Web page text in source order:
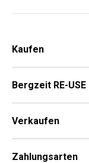
Kaufen
Bergzeit RE-USE
Verkaufen
Zahlungsarten